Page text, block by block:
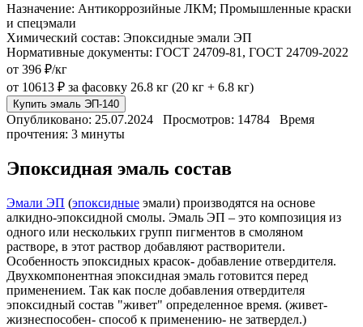
Назначение: Антикоррозийные ЛКМ; Промышленные краски
и спецэмали
Химический состав: Эпоксидные эмали ЭП
Нормативные документы: ГОСТ 24709-81, ГОСТ 24709-2022
от 396 ₽/кг
от 10613 ₽ за фасовку 26.8 кг (20 кг + 6.8 кг)
Купить эмаль ЭП-140
Опубликовано: 25.07.2024 Просмотров: 14784 Время
прочтения: 3 минуты
Эпоксидная эмаль состав
Эмали ЭП (эпоксидные эмали) производятся на основе
алкидно-эпоксидной смолы. Эмаль ЭП – это композиция из
одного или нескольких групп пигментов в смоляном
растворе, в этот раствор добавляют растворители.
Особенность эпоксидных красок- добавление отвердителя.
Двухкомпонентная эпоксидная эмаль готовится перед
применением. Так как после добавления отвердителя
эпоксидный состав "живет" определенное время. (живет-
жизнеспособен- способ к применению- не затвердел.)